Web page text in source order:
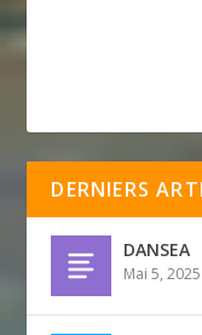
DERNIERS
DANSEA
Mai 5, 2025